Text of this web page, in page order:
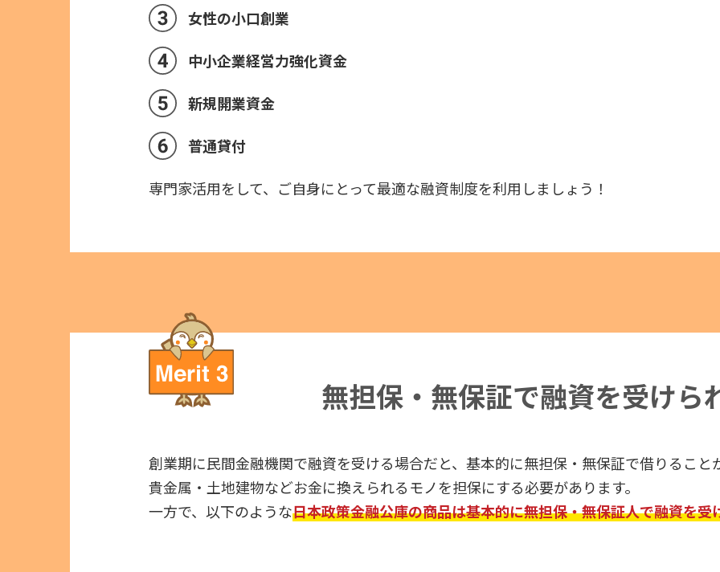
女性の小口創業
中小企業経営力強化資金
新規開業資金
普通貸付
専門家活用をして、ご自身にとって最適な融資制度を利用しましょう！
無担保・無保証で融資を受けら
創業期に民間金融機関で融資を受ける場合だと、基本的に無担保・無保証で借りるこ
貴金属・土地建物などお金に換えられるモノを担保にする必要があります。
一方で、以下のような日本政策金融公庫の商品は基本的に無担保・無保証人で融資を受